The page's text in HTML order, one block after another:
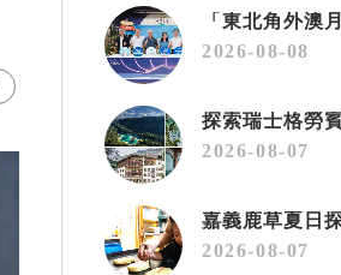
2026-08-08
2026-08-07
2026-08-07